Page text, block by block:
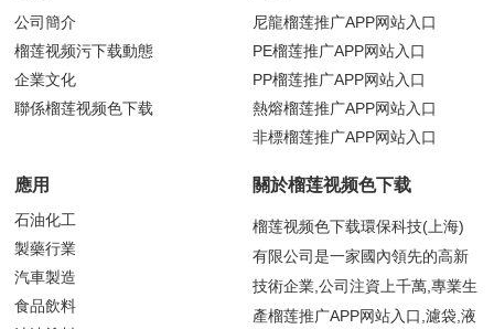
公司簡介
榴莲视频污下载動態
企業文化
聯係榴莲视频色下载
尼龍榴莲推广APP网站入口
PE榴莲推广APP网站入口
PP榴莲推广APP网站入口
熱熔榴莲推广APP网站入口
非標榴莲推广APP网站入口
應用
石油化工
製藥行業
汽車製造
食品飲料
關於榴莲视频色下载
榴莲视频色下载環保科技(上海)
有限公司是一家國內領先的高新
技術企業,公司注資上千萬,專業生
產榴莲推广APP网站入口,濾袋,液